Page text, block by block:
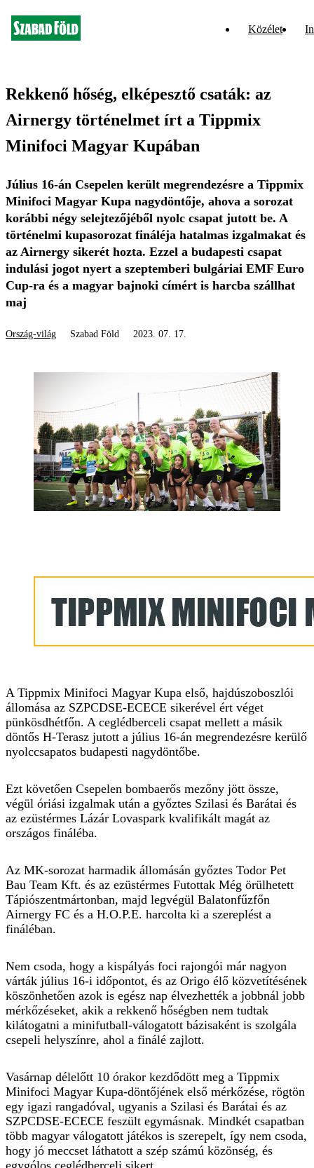
Közélet
Rekkenő hőség, elképesztő csaták: az
Airnergy történelmet írt a Tippmix
Minifoci Magyar Kupában
Július 16-án Csepelen került megrendezésre a Tippmix
Minifoci Magyar Kupa nagydöntője, ahova a sorozat
korábbi négy selejtezőjéből nyolc csapat jutott be. A
történelmi kupasorozat fináléja hatalmas izgalmakat és
az Airnergy sikerét hozta. Ezzel a budapesti csapat
indulási jogot nyert a szeptemberi bulgáriai EMF Euro
Cup-ra és a magyar bajnoki címért is harcba szállhat
maj
Ország-világ Szabad Föld 2023. 07. 17.
A Tippmix Minifoci Magyar Kupa első, hajdúszoboszlói
állomása az SZPCDSE-ECECE sikerével ért véget
pünkösdhétfőn. A ceglédberceli csapat mellett a másik
döntős H-Terasz jutott a július 16-án megrendezésre kerülő
nyolccsapatos budapesti nagydöntőbe.
Ezt követően Csepelen bombaerős mezőny jött össze,
végül óriási izgalmak után a győztes Szilasi és Barátai és
az ezüstérmes Lázár Lovaspark kvalifikált magát az
országos fináléba.
Az MK-sorozat harmadik állomásán győztes Todor Pet
Bau Team Kft. és az ezüstérmes Futottak Még örülhetett
Tápiószentmártonban, majd legvégül Balatonfűzfőn
Airnergy FC és a H.O.P.E. harcolta ki a szereplést a
fináléban.
Nem csoda, hogy a kispályás foci rajongói már nagyon
várták július 16-i időpontot, és az Origo élő közvetítésének
köszönhetően azok is egész nap élvezhették a jobbnál jobb
mérkőzéseket, akik a rekkenő hőségben nem tudtak
kilátogatni a minifutball-válogatott bázisaként is szolgála
csepeli helyszínre, ahol a finálé zajlott.
Vasárnap délelőtt 10 órakor kezdődött meg a Tippmix
Minifoci Magyar Kupa-döntőjének első mérkőzése, rögtön
egy igazi rangadóval, ugyanis a Szilasi és Barátai és az
SZPCDSE-ECECE feszült egymásnak. Mindkét csapatban
több magyar válogatott játékos is szerepelt, így nem csoda,
hogy jó meccset láthatott a szép számú közönség, és